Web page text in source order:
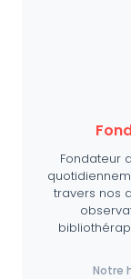
Fondateur
travers nos
Notre